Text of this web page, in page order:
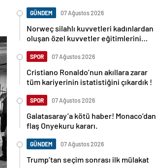
GÜNDEM 07 Ağustos 2026
Norweç silahlı kuvvetleri kadınlardan
oluşan özel kuvvetler eğitimlerini
SPOR 07 Ağustos 2026
Cristiano Ronaldo’nun akıllara zarar
tüm kariyerinin istatistiğini çıkardık !
SPOR 07 Ağustos 2026
Galatasaray’a kötü haber! Monaco’dan
flaş Onyekuru kararı.
GÜNDEM 07 Ağustos 2026
Trump’tan seçim sonrası ilk mülakat